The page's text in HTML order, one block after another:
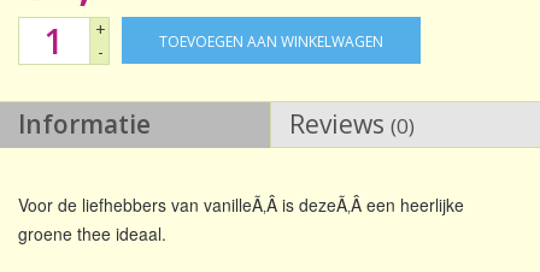
+
-
TOEVOEGEN AAN WINKELWAGEN
Informatie Reviews (0)
Voor de liefhebbers van vanilleÃ‚Â is dezeÃ‚Â een heerlijke
groene thee ideaal.